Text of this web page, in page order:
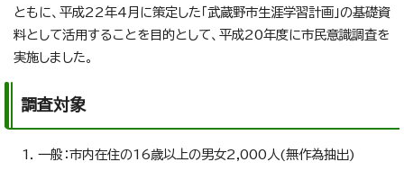
ともに、平成22年4月に策定した「武蔵野市生涯学習計画」の基礎資
料として活用することを目的として、平成20年度に市民意識調査を
実施しました。
調査対象
一般：市内在住の16歳以上の男女2,000人(無作為抽出)